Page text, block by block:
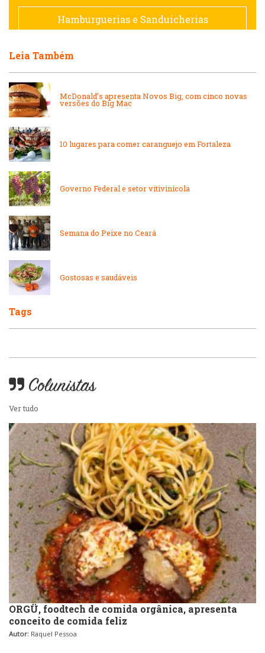
Francesa
Massas
Portuguesa
Hamburguerias e Sanduicherias
Lanchonetes
Pizzarias
Portuguesa
Leia Também
McDonald’s apresenta Novos Big, com cinco novas
versões do Big Mac
10 lugares para comer caranguejo em Fortaleza
Governo Federal e setor vitivinícola
Semana do Peixe no Ceará
Gostosas e saudáveis
Tags
Colunistas
Ver tudo
ORGÜ, foodtech de comida orgânica, apresenta
conceito de comida feliz
Autor: Raquel Pessoa